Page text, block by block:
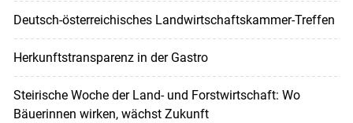
Deutsch-österreichisches Landwirtschaftskammer-Treffen
Herkunftstransparenz in der Gastro
Steirische Woche der Land- und Forstwirtschaft: Wo
Bäuerinnen wirken, wächst Zukunft